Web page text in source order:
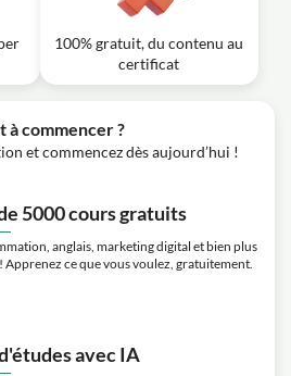
100% gratuit, du contenu au
certificat
à commencer ?
et commencez dès aujourd’hui !
5000 cours gratuits
anglais, marketing digital et bien plus
Apprenez ce que vous voulez, gratuitement.
avec IA